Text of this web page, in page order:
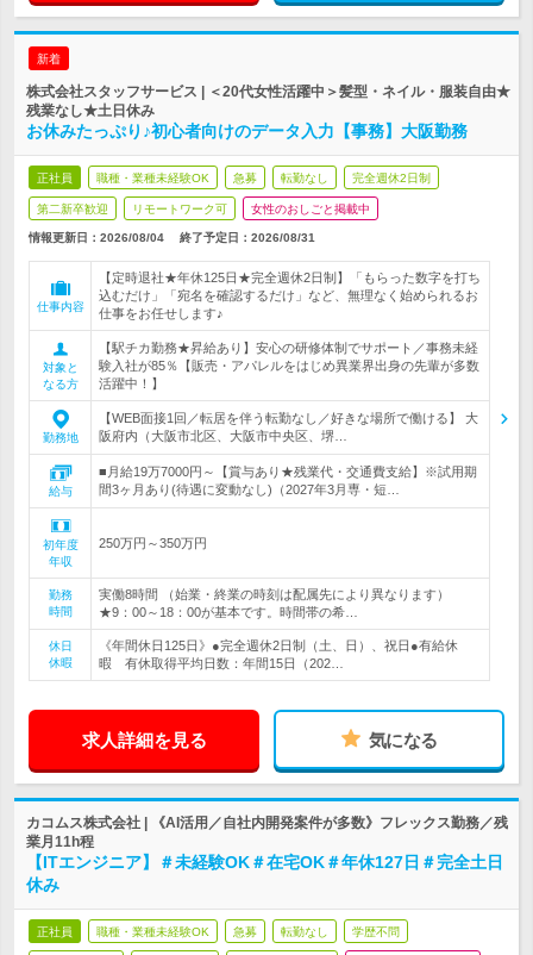
新着
株式会社スタッフサービス | ＜20代女性活躍中＞髪型・ネイル・服装自由★
残業なし★土日休み
お休みたっぷり♪初心者向けのデータ入力【事務】大阪勤務
正社員 職種・業種未経験OK 急募 転勤なし 完全週休2日制
第二新卒歓迎 リモートワーク可 女性のおしごと掲載中
情報更新日：2026/08/04 終了予定日： 2026/08/31
仕事内容
【定時退社★年休125日★完全週休2日制】「もらった数字を打ち
込むだけ」「宛名を確認するだけ」など、無理なく始められるお
仕事をお任せします♪
対象と
なる方
【駅チカ勤務★昇給あり】安心の研修体制でサポート／事務未経
験入社が85％【販売・アパレルをはじめ異業界出身の先輩が多数
活躍中！】
勤務地
【WEB面接1回／転居を伴う転勤なし／好きな場所で働ける】 大
阪府内（大阪市北区、大阪市中央区、堺…
給与
■月給19万7000円～【賞与あり★残業代・交通費支給】※試用期
間3ヶ月あり(待遇に変動なし)（2027年3月専・短…
初年度
年収
250万円～350万円
勤務
時間
実働8時間 （始業・終業の時刻は配属先により異なります）
★9：00～18：00が基本です。時間帯の希…
休日
休暇
《年間休日125日》●完全週休2日制（土、日）、祝日●有給休
暇 有休取得平均日数：年間15日（202…
求人詳細を見る 気になる
カコムス株式会社 | 《AI活用／自社内開発案件が多数》フレックス勤務／残
業月11h程
【ITエンジニア】＃未経験OK＃在宅OK＃年休127日＃完全土日
休み
正社員 職種・業種未経験OK 急募 転勤なし 学歴不問